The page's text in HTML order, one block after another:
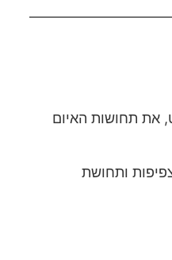
את תחושות האיום
ותחושת